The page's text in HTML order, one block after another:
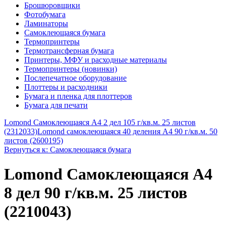
Брошюровщики
Фотобумага
Ламинаторы
Самоклеющаяся бумага
Термопринтеры
Термотрансферная бумага
Принтеры, МФУ и расходные материалы
Термопринтеры (новинки)
Послепечатное оборудование
Плоттеры и расходники
Бумага и пленка для плоттеров
Бумага для печати
Lomond Самоклеющаяся А4 2 дел 105 г/кв.м. 25 листов
(2312033)Lomond самоклеющаяся 40 деления А4 90 г/кв.м. 50
листов (2600195)
Вернуться к: Самоклеющаяся бумага
Lomond Самоклеющаяся А4
8 дел 90 г/кв.м. 25 листов
(2210043)